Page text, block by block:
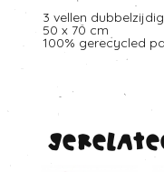
3 vellen
50 x 70 cm
100% gerecycled